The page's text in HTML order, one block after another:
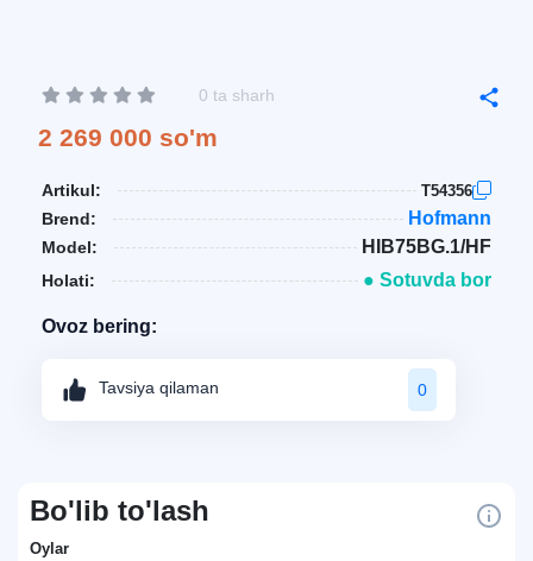
0 ta sharh
2 269 000 so'm
Artikul: T54356
Brend: Hofmann
Model: HIB75BG.1/HF
Holati: ● Sotuvda bor
Ovoz bering:
Tavsiya qilaman 0
Bo'lib to'lash
Oylar